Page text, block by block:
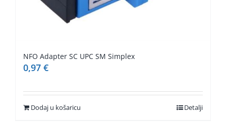
NFO Adapter SC UPC SM Simplex
0,97 €
Dodaj u košaricu Detalji